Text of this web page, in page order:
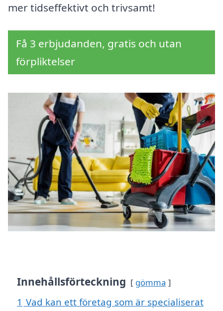
mer tidseffektivt och trivsamt!
Få 3 erbjudanden, gratis och utan
förpliktelser
Innehållsförteckning gömma
1 Vad kan ett företag som är specialiserat